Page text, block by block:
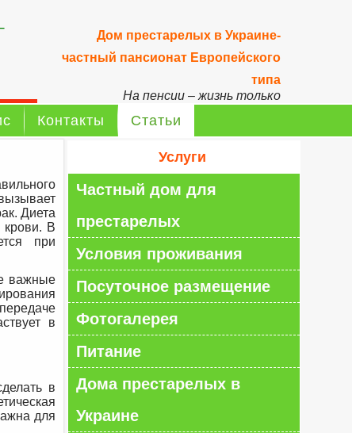
Дом престарелых в Украине-
частный пансионат Европейского
типа
На пенсии – жизнь только
Контакты Статьи
Диета
крови. В
при
важные
в
в
для
Услуги
Частный дом для
престарелых
Условия проживания
Посуточное размещение
Фотогалерея
Питание
Дома престарелых в
Украине